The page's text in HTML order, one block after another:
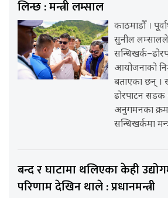
लिन्छ : मन्त्री लम्साल
काठमाडौँ ।
सुनील
आयोजनाको
बताएका छन् ।
ढोरपाटन
अनुगमनका
सन्धिखर्कमा
बन्द र घाटामा थलिएका केही
परिणाम देखिन थाले : प्रधानमन्त्री